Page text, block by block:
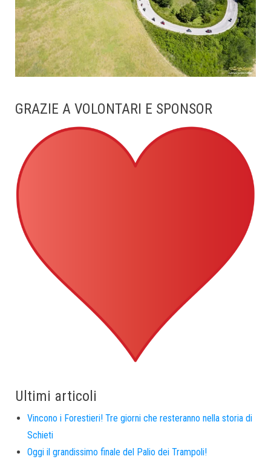
GRAZIE A VOLONTARI E SPONSOR
Ultimi articoli
Vincono i Forestieri! Tre giorni che resteranno nella storia di
Schieti
Oggi il grandissimo finale del Palio dei Trampoli!